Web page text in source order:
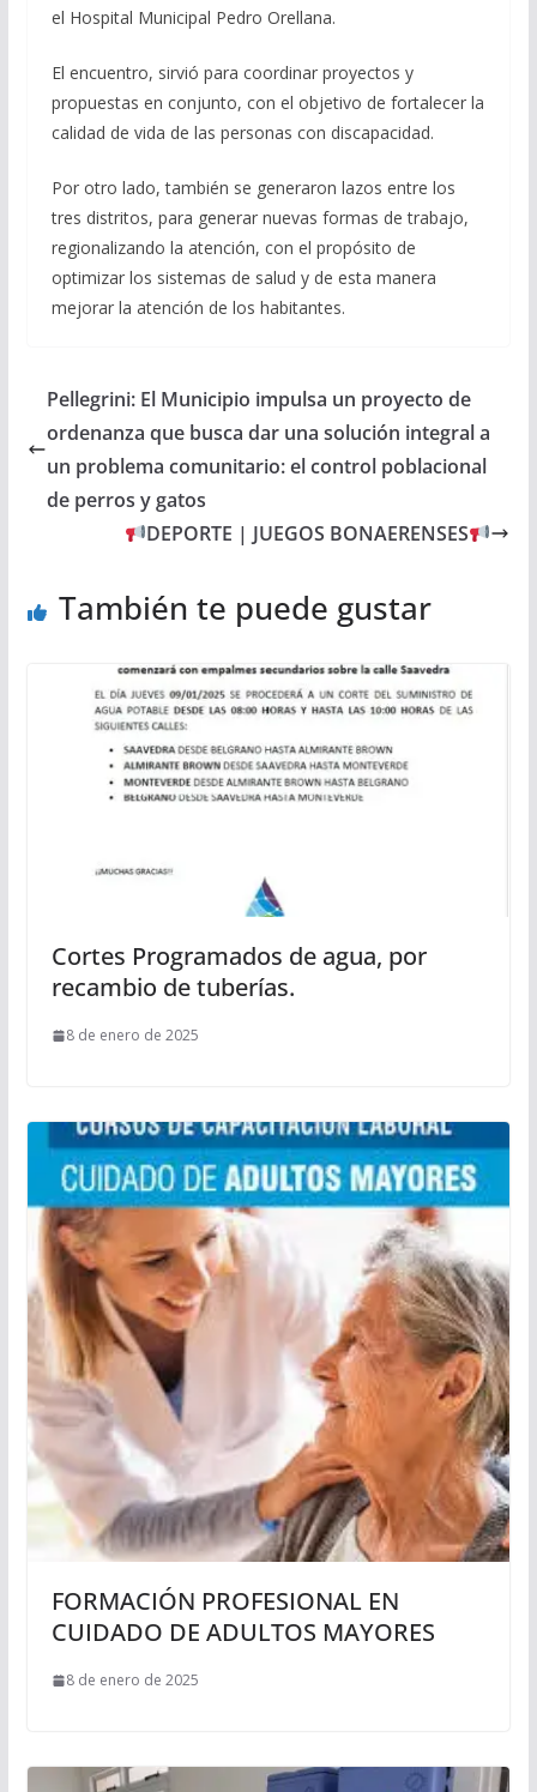
el Hospital Municipal Pedro Orellana.
El encuentro, sirvió para coordinar proyectos y
propuestas en conjunto, con el objetivo de fortalecer la
calidad de vida de las personas con discapacidad.
Por otro lado, también se generaron lazos entre los
tres distritos, para generar nuevas formas de trabajo,
regionalizando la atención, con el propósito de
optimizar los sistemas de salud y de esta manera
mejorar la atención de los habitantes.
Pellegrini: El Municipio impulsa un proyecto de
ordenanza que busca dar una solución integral a
un problema comunitario: el control poblacional
de perros y gatos
DEPORTE | JUEGOS BONAERENSES
También te puede gustar
Cortes Programados de agua, por
recambio de tuberías.
8 de enero de 2025
FORMACIÓN PROFESIONAL EN
CUIDADO DE ADULTOS MAYORES
8 de enero de 2025